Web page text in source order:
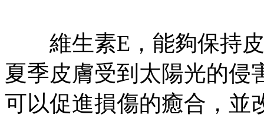
維生素E，能夠保持皮
夏季皮膚受到太陽光的侵
可以促進損傷的癒合，並